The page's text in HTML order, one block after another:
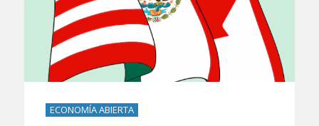
ECONOMÍA ABIERTA